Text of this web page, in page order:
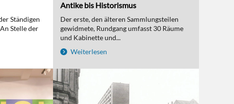
Ständigen
Stelle der
Antike bis Historismus
Der erste, den älteren Sammlungsteilen
gewidmete, Rundgang umfasst 30 Räume
und Kabinette und...
Weiterlesen